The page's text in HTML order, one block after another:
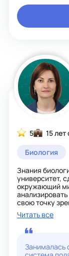
5 15
Биология
Знания
университет,
окружающий
свою точку
на которые
делает ее
Например,
понять свою
поколение.
Читать все
Занималась